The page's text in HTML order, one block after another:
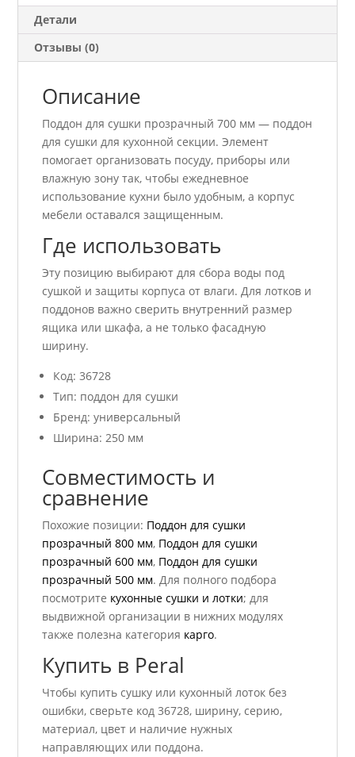
Детали
Отзывы (0)
Описание
Поддон для сушки прозрачный 700 мм — поддон
для сушки для кухонной секции. Элемент
помогает организовать посуду, приборы или
влажную зону так, чтобы ежедневное
использование кухни было удобным, а корпус
мебели оставался защищенным.
Где использовать
Эту позицию выбирают для сбора воды под
сушкой и защиты корпуса от влаги. Для лотков и
поддонов важно сверить внутренний размер
ящика или шкафа, а не только фасадную
ширину.
Код: 36728
Тип: поддон для сушки
Бренд: универсальный
Ширина: 250 мм
Совместимость и
сравнение
Похожие позиции: Поддон для сушки
прозрачный 800 мм, Поддон для сушки
прозрачный 600 мм, Поддон для сушки
прозрачный 500 мм. Для полного подбора
посмотрите кухонные сушки и лотки; для
выдвижной организации в нижних модулях
также полезна категория карго.
Купить в Peral
Чтобы купить сушку или кухонный лоток без
ошибки, сверьте код 36728, ширину, серию,
материал, цвет и наличие нужных
направляющих или поддона.